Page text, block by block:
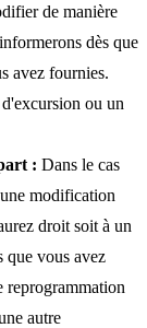
de manière
dès que
avez fournies.
ou un
: Dans le cas
modification
droit soit à un
que vous avez
reprogrammation
autre